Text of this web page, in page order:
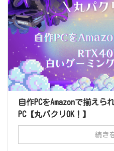
自作PCをAmazonで揃えら
PC【丸パクリOK！】
続き